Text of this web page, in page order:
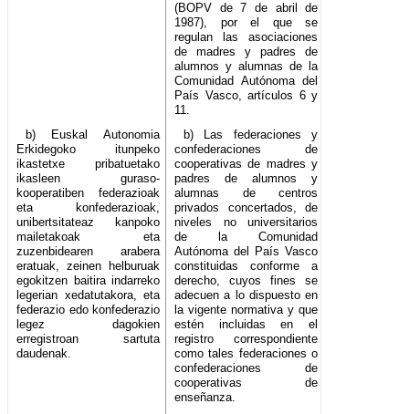
(BOPV de 7 de abril de
1987), por el que se
regulan las asociaciones
de madres y padres de
alumnos y alumnas de la
Comunidad Autónoma del
País Vasco, artículos 6 y
11.
b) Euskal Autonomia
Erkidegoko itunpeko
ikastetxe pribatuetako
ikasleen guraso-
kooperatiben federazioak
eta konfederazioak,
unibertsitateaz kanpoko
mailetakoak eta
zuzenbidearen arabera
eratuak, zeinen helburuak
egokitzen baitira indarreko
legerian xedatutakora, eta
federazio edo konfederazio
legez dagokien
erregistroan sartuta
daudenak.
b) Las federaciones y
confederaciones de
cooperativas de madres y
padres de alumnos y
alumnas de centros
privados concertados, de
niveles no universitarios
de la Comunidad
Autónoma del País Vasco
constituidas conforme a
derecho, cuyos fines se
adecuen a lo dispuesto en
la vigente normativa y que
estén incluidas en el
registro correspondiente
como tales federaciones o
confederaciones de
cooperativas de
enseñanza.